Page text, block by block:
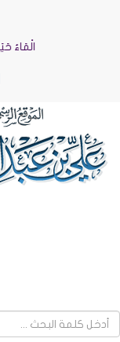
الْمَاءُ حَيَاةٌ